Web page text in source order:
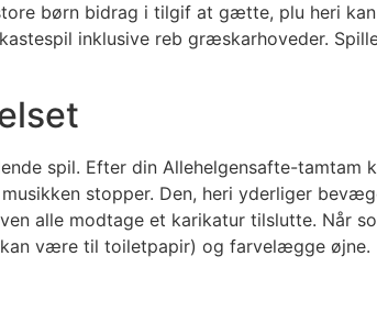
børn bidrag i tilgif at gætte, plu heri
inklusive reb græskarhoveder.
spil. Efter din Allehelgensafte-tamtam
stopper. Den, heri yderliger
alle modtage et karikatur tilslutte. Når
være til toiletpapir) og farvelægge øjne.